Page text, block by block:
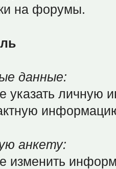
на форумы.
данные:
указать личную
анкету:
изменить